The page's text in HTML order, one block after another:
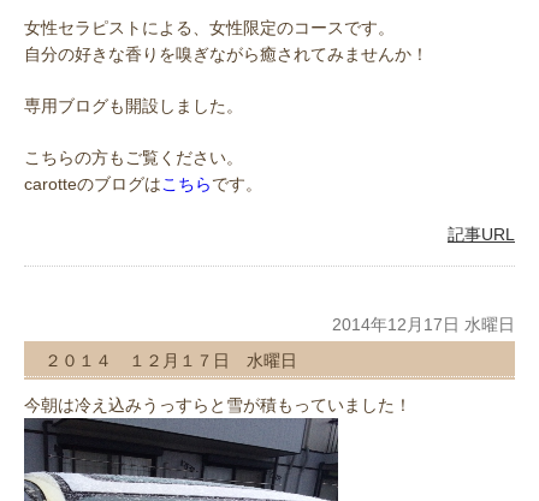
女性セラピストによる、女性限定のコースです。
自分の好きな香りを嗅ぎながら癒されてみませんか！
専用ブログも開設しました。
こちらの方もご覧ください。
carotteのブログはこちらです。
記事URL
2014年12月17日 水曜日
２０１４ １２月１７日 水曜日
今朝は冷え込みうっすらと雪が積もっていました！